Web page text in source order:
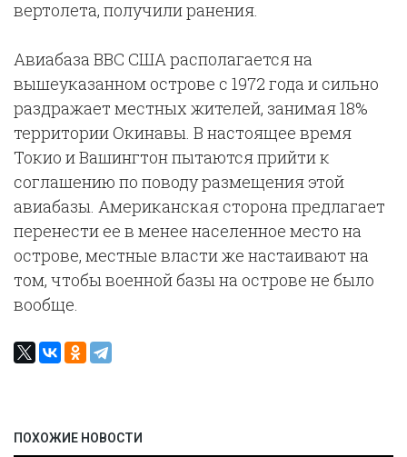
вертолета, получили ранения.
Авиабаза ВВС США располагается на
вышеуказанном острове с 1972 года и сильно
раздражает местных жителей, занимая 18%
территории Окинавы. В настоящее время
Токио и Вашингтон пытаются прийти к
соглашению по поводу размещения этой
авиабазы. Американская сторона предлагает
перенести ее в менее населенное место на
острове, местные власти же настаивают на
том, чтобы военной базы на острове не было
вообще.
ПОХОЖИЕ НОВОСТИ